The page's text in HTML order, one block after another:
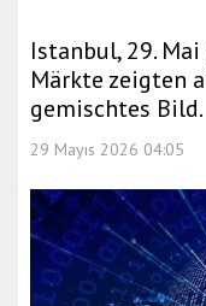
Istanbul, 29.
Märkte zeigten
gemischtes Bild.
29 Mayıs 2026 04:05